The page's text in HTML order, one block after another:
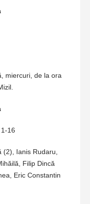
miercuri, de la ora
16
(2), Ianis Rudaru,
Filip Dincă
Eric Constantin